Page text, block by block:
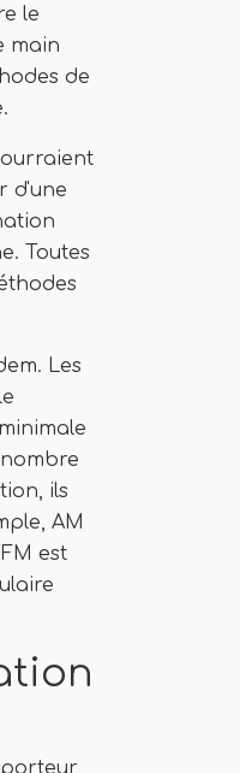
le
main
de
d'une
Toutes
Les
ils
AM
est